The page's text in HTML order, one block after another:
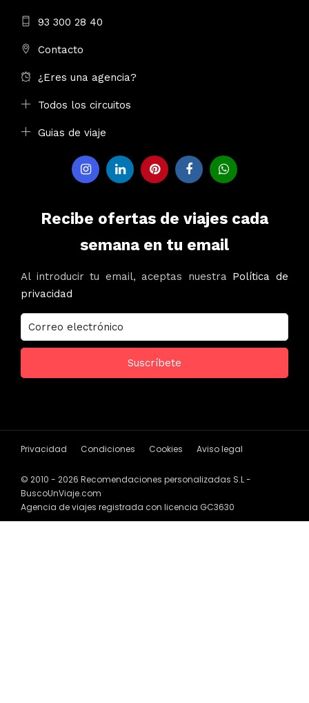
93 300 28 40
Contacto
¿Eres una agencia?
Todos los circuitos
Guias de viaje
Recibe ofertas de viajes cada
semana en tu email
Al introducir tu email, aceptas nuestra Política de
privacidad
Privacidad Condiciones Cookies Aviso legal
© 2010 - 2026 Recomendaciones personalizadas S.L -
BuscoUnViaje.com
Agencia de viajes registrada con licencia GC3630